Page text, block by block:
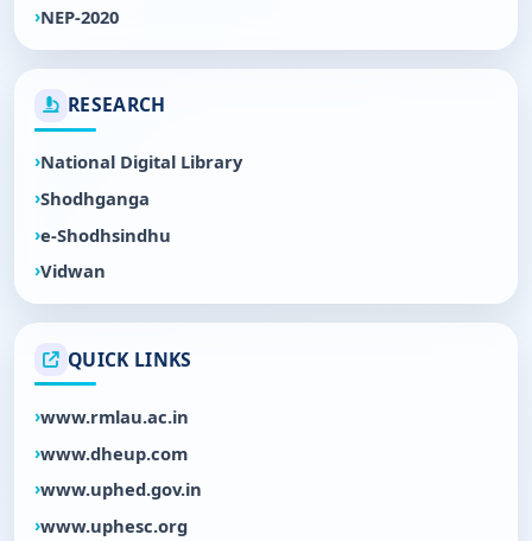
NEP-2020
RESEARCH
National Digital Library
Shodhganga
e-Shodhsindhu
Vidwan
QUICK LINKS
www.rmlau.ac.in
www.dheup.com
www.uphed.gov.in
www.uphesc.org